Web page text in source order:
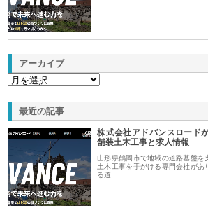
アーカイブ
最近の記事
株式会社アドバンスロード
舗装土木工事と求人情報
山形県鶴岡市で地域の道路基盤を
土木工事を手がける専門会社があ
る道…